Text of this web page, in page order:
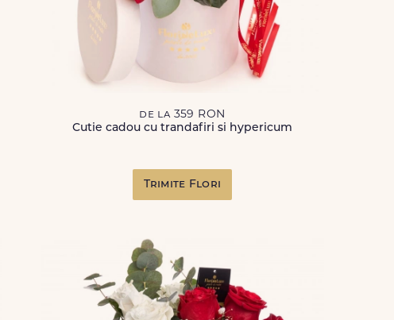
de la 359 RON
Cutie cadou cu trandafiri si hypericum
Trimite Flori